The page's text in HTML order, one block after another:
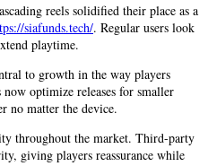
reels solidified their place as a
siafunds.tech/. Regular users look
playtime.
to growth in the way players
optimize releases for smaller
no matter the device.
throughout the market. Third-party
giving players reassurance while